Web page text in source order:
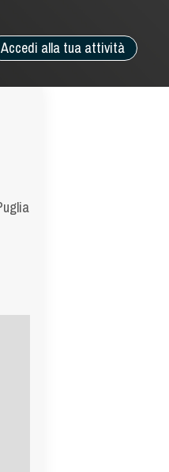
Accedi alla tua attività